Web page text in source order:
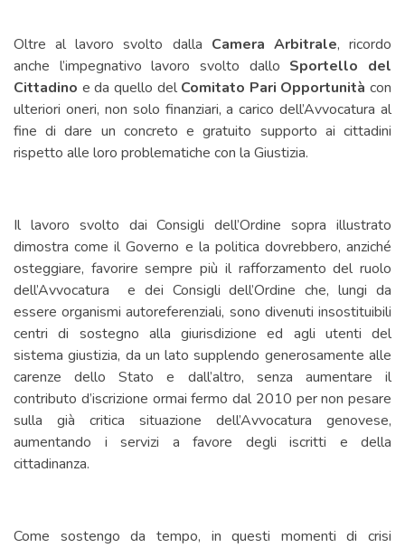
Oltre al lavoro svolto dalla Camera Arbitrale, ricordo
anche l’impegnativo lavoro svolto dallo Sportello del
Cittadino e da quello delComitato Pari Opportunità con
ulteriori oneri, non solo finanziari, a carico dell’Avvocatura al
fine di dare un concreto e gratuito supporto ai cittadini
rispetto alle loro problematiche con la Giustizia.
Il lavoro svolto dai Consigli dell’Ordine sopra illustrato
dimostra come il Governo e la politica dovrebbero, anziché
osteggiare, favorire sempre più il rafforzamento del ruolo
dell’Avvocatura
e dei Consigli dell’Ordine che, lungi da
essere organismi autoreferenziali, sono divenuti insostituibili
centri di sostegno alla giurisdizione ed agli utenti del
sistema giustizia, da un lato supplendo generosamente alle
carenze dello Stato e dall’altro, senza aumentare il
contributo d’iscrizione ormai fermo dal 2010 per non pesare
sulla già critica situazione dell’Avvocatura genovese,
aumentando i servizi a favore degli iscritti e della
cittadinanza.
Come sostengo da tempo, in questi momenti di crisi